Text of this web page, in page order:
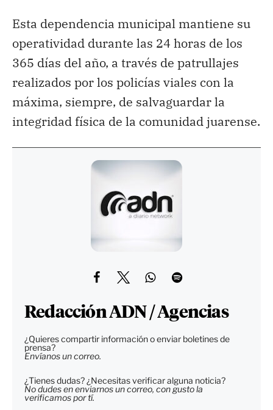
Esta dependencia municipal mantiene su
operatividad durante las 24 horas de los
365 días del año, a través de patrullajes
realizados por los policías viales con la
máxima, siempre, de salvaguardar la
integridad física de la comunidad juarense.
Redacción ADN / Agencias
¿Quieres compartir información o enviar boletines de
prensa?
Envíanos un correo.
¿Tienes dudas? ¿Necesitas verificar alguna noticia?
No dudes en enviarnos un correo, con gusto la
verificamos por tí.